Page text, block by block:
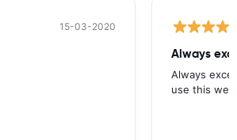
15-03-2020
Always
Always
use this